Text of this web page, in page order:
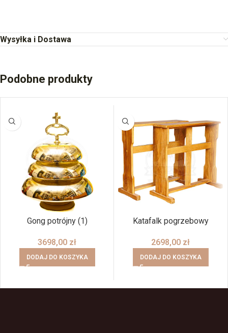
Wysyłka i Dostawa
Podobne produkty
Gong potrójny (1)
3698,00 zł
DODAJ DO KOSZYKA
Katafalk pogrzebowy
2698,00 zł
DODAJ DO KOSZYKA